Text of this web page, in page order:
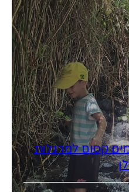
קסום למרגלות